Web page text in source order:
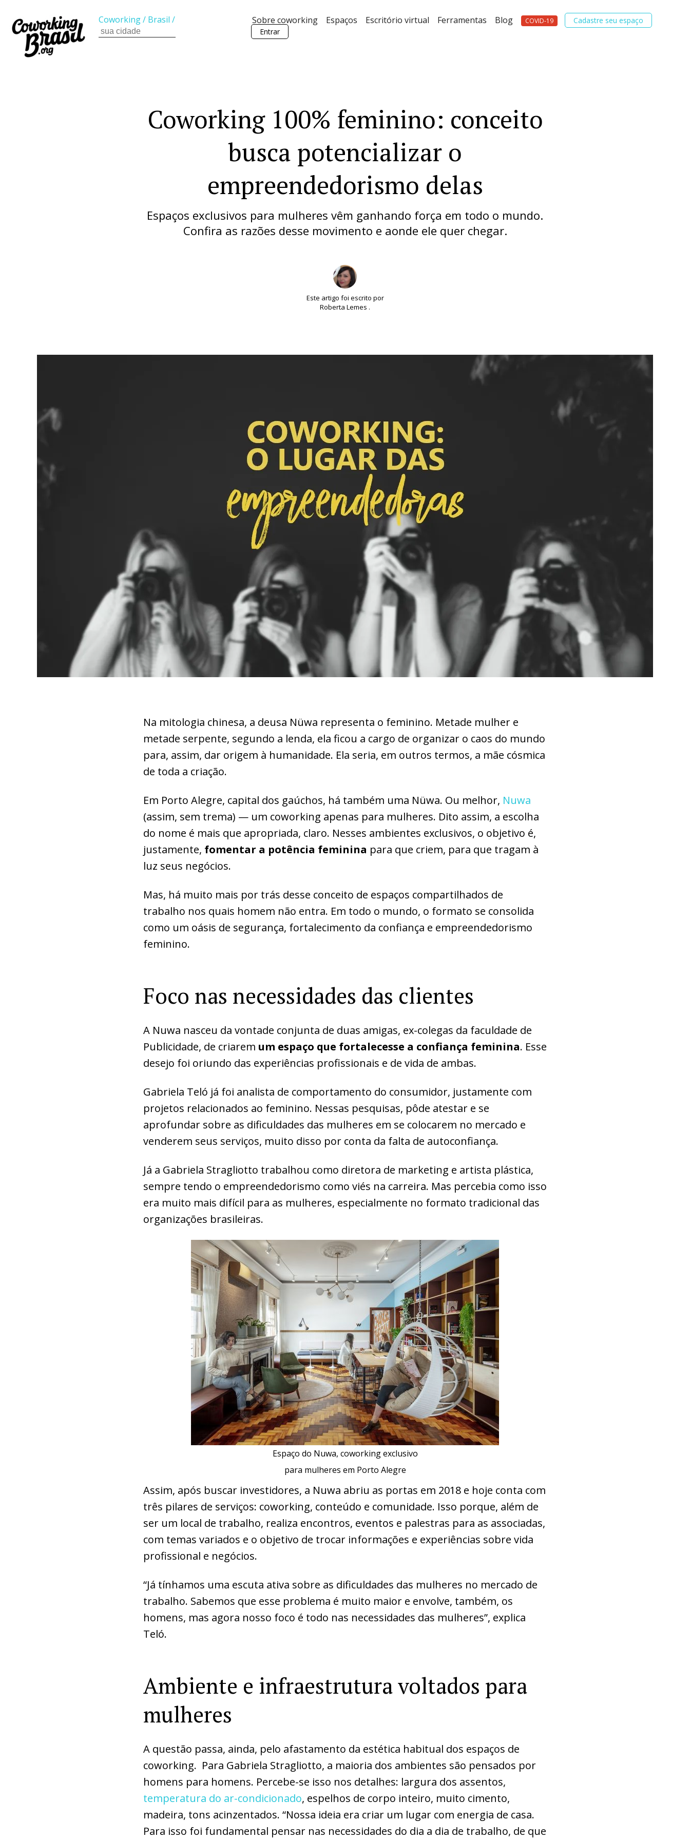
Sobre coworking Espaços Escritório virtual Ferramentas Blog COVID-19
Cadastre seu espaço
Entrar
Coworking/ Brasil /
Coworking 100% feminino: conceito
busca potencializar o
empreendedorismo delas
Espaços exclusivos para mulheres vêm ganhando força em todo o mundo.
Confira as razões desse movimento e aonde ele quer chegar.
Este artigo foi escrito por
Roberta Lemes .
Na mitologia chinesa, a deusa Nüwa representa o feminino. Metade mulher e
metade serpente, segundo a lenda, ela ficou a cargo de organizar o caos do mundo
para, assim, dar origem à humanidade. Ela seria, em outros termos, a mãe cósmica
de toda a criação.
Em Porto Alegre, capital dos gaúchos, há também uma Nüwa. Ou melhor, Nuwa
(assim, sem trema) — um coworking apenas para mulheres. Dito assim, a escolha
do nome é mais que apropriada, claro. Nesses ambientes exclusivos, o objetivo é,
justamente, fomentar a potência feminina para que criem, para que tragam à
luz seus negócios.
Mas, há muito mais por trás desse conceito de espaços compartilhados de
trabalho nos quais homem não entra. Em todo o mundo, o formato se consolida
como um oásis de segurança, fortalecimento da confiança e empreendedorismo
feminino.
Foco nas necessidades das clientes
A Nuwa nasceu da vontade conjunta de duas amigas, ex-colegas da faculdade de
Publicidade, de criarem um espaço que fortalecesse a confiança feminina. Esse
desejo foi oriundo das experiências profissionais e de vida de ambas.
Gabriela Teló já foi analista de comportamento do consumidor, justamente com
projetos relacionados ao feminino. Nessas pesquisas, pôde atestar e se
aprofundar sobre as dificuldades das mulheres em se colocarem no mercado e
venderem seus serviços, muito disso por conta da falta de autoconfiança.
Já a Gabriela Stragliotto trabalhou como diretora de marketing e artista plástica,
sempre tendo o empreendedorismo como viés na carreira. Mas percebia como isso
era muito mais difícil para as mulheres, especialmente no formato tradicional das
organizações brasileiras.
Espaço do Nuwa, coworking exclusivo
para mulheres em Porto Alegre
Assim, após buscar investidores, a Nuwa abriu as portas em 2018 e hoje conta com
três pilares de serviços: coworking, conteúdo e comunidade. Isso porque, além de
ser um local de trabalho, realiza encontros, eventos e palestras para as associadas,
com temas variados e o objetivo de trocar informações e experiências sobre vida
profissional e negócios.
“Já tínhamos uma escuta ativa sobre as dificuldades das mulheres no mercado de
trabalho. Sabemos que esse problema é muito maior e envolve, também, os
homens, mas agora nosso foco é todo nas necessidades das mulheres”, explica
Teló.
Ambiente e infraestrutura voltados para
mulheres
A questão passa, ainda, pelo afastamento da estética habitual dos espaços de
coworking. Para Gabriela Stragliotto, a maioria dos ambientes são pensados por
homens para homens. Percebe-se isso nos detalhes: largura dos assentos,
temperatura do ar-condicionado, espelhos de corpo inteiro, muito cimento,
madeira, tons acinzentados. “Nossa ideia era criar um lugar com energia de casa.
Para isso foi fundamental pensar nas necessidades do dia a dia de trabalho, de que